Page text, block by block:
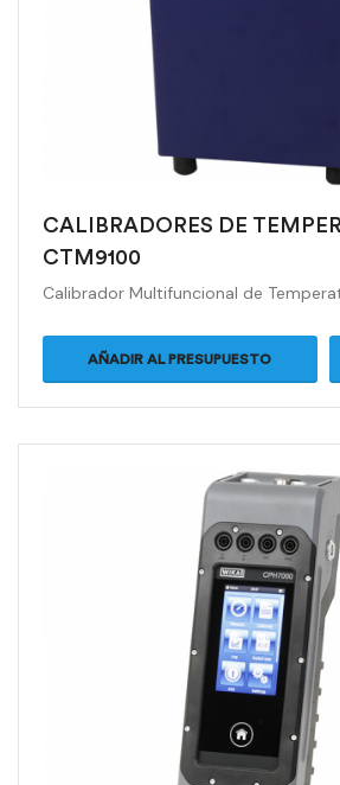
CALIBRADORES DE
CTM9100
Calibrador Multifuncional de
AÑADIR AL PRESUPUESTO